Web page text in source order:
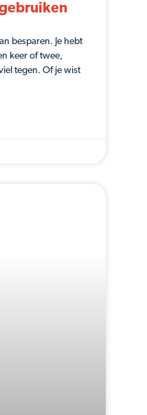
besparen. Je hebt
keer of twee,
tegen. Of je wist